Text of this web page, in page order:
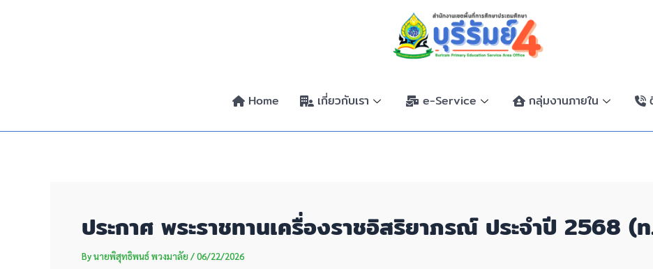
Home เกี่ยวกับเรา e-Service กลุ่มงานภายใน
ประกาศ พระราชทานเครื่องราชอิสริยาภรณ์ ประจำปี 2568
Byนายพิสุทธิพนธ์ พวงมาลัย/06/22/2026